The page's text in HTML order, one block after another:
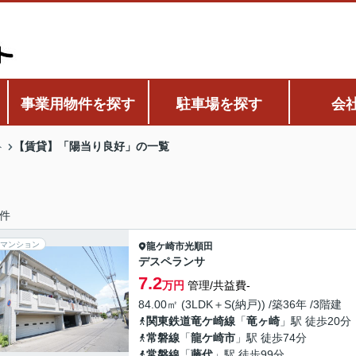
事業用物件を探す 駐車場を探す 会
【賃貸】「陽当り良好」の一覧
件
ンション 龍ケ崎市光順田
デスペランサ
7.2万円 管理/共益費-
84.00㎡ (3LDK＋S(納戸)) /築36年 /3階建
関東鉄道竜ケ崎線 「竜ヶ崎 」駅 徒歩20分
常磐線 「龍ケ崎市 」駅 徒歩74分